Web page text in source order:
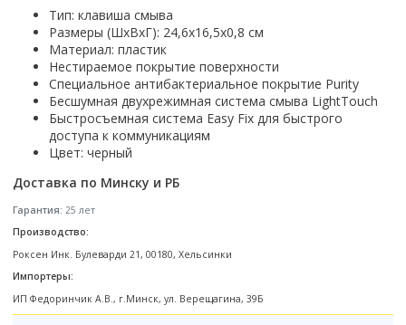
Смотреть все
Форма
Угловая
Прямоугольные
Квадратная
Полукруглая
Смотреть все
С распашной дверью
Со складной дверью
С открывающейся дверью
Пьедесталы
Полупьедесталы
O2 минерал
Vega
Аккумуляторные воздуходувки
Этажерки, стеллажи, полки
Тип: клавиша смыва
Размеры (ШхВхГ): 24,6х16,5х0,8 см
Материал: пластик
Нестираемое покрытие поверхности
Специальное антибактериальное покрытие Purity
Бесшумная двухрежимная система смыва LightTouch
Быстросъемная система Easy Fix для быстрого
доступа к коммуникациям
Цвет: черный
Доставка по Минску и РБ
Гарантия: 25 лет
Производство:
Роксен Инк. Булеварди 21, 00180, Хельсинки
Импортеры:
ИП Федоринчик А.В., г.Минск, ул. Верещагина, 39Б